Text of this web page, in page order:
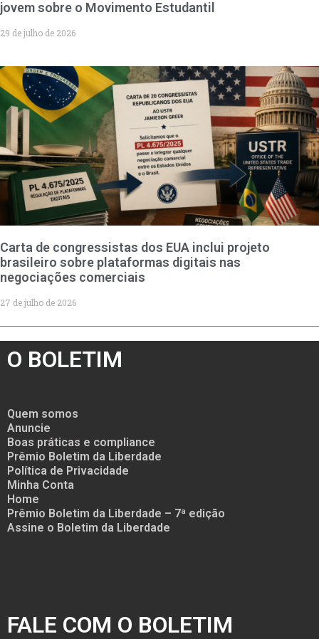
jovem sobre o Movimento Estudantil
29 de julho de 2026
Carta de congressistas dos EUA inclui projeto
brasileiro sobre plataformas digitais nas
negociações comerciais
27 de julho de 2026
O BOLETIM
Quem somos
Anuncie
Boas práticas e compliance
Prêmio Boletim da Liberdade
Política de Privacidade
Minha Conta
Home
Prêmio Boletim da Liberdade – 7ª edição
Assine o Boletim da Liberdade
FALE COM O BOLETIM